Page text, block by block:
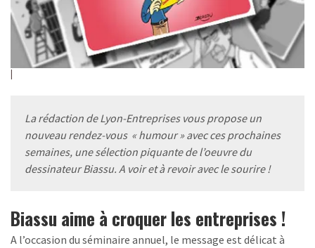
La rédaction de Lyon-Entreprises vous propose un
nouveau rendez-vous « humour » avec ces prochaines
semaines, une sélection piquante de l’oeuvre du
dessinateur Biassu. A voir et à revoir avec le sourire !
Biassu aime à croquer les entreprises !
A l’occasion du séminaire annuel, le message est délicat à